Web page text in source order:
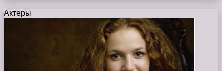
Актеры